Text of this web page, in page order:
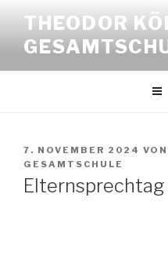
springen
THEODOR
VERÖFFENTLICHT
AM
7. NOVEMBER 2024 VON
GESAMTSCHULE
Elternsprechtag